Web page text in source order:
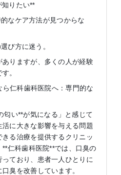
りたい**
なケア方法が見つからな
び方に迷う。
ありますが、多くの人が経験
。
仁科歯科医院へ：専門的な
匂い**が気になる」と感じて
に大きな影響を与える問題
る治療を提供するクリニッ
仁科歯科医院**では、口臭の
ており、患者一人ひとりに
臭を改善しています。